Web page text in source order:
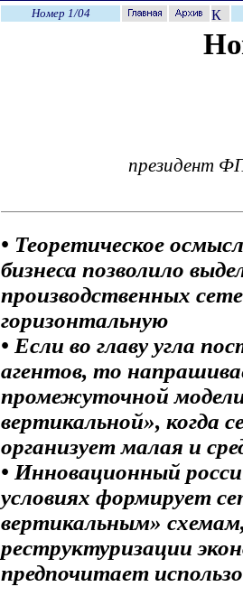
Номер 1/04
президент
• Теоретическое
бизнеса позволило
производственных
горизонтальную
• Если во главу угла
агентов, то
промежуточной
вертикальной», когда
организует малая и
• Инновационный
условиях формирует
вертикальным»
реструктуризации
предпочитает